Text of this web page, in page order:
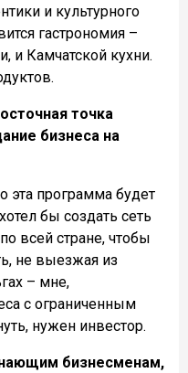
и культурного
гастрономия –
и Камчатской кухни.
точка
бизнеса на
эта программа будет
бы создать сеть
всей стране, чтобы
не выезжая из
– мне,
с ограниченным
нужен инвестор.
бизнесменам,